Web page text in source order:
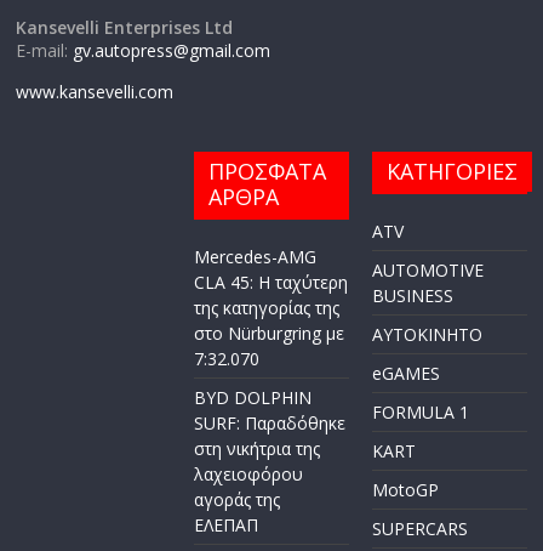
Kansevelli Enterprises Ltd
E-mail: gv.autopress@gmail.com
www.kansevelli.com
ΠΡΟΣΦΑΤΑ
ΑΡΘΡΑ
Mercedes-AMG
CLA 45: Η ταχύτερη
της κατηγορίας της
στο Nürburgring με
7:32.070
BYD DOLPHIN
SURF: Παραδόθηκε
στη νικήτρια της
λαχειοφόρου
αγοράς της
ΕΛΕΠΑΠ
ΚΑΤΗΓΟΡΙΕΣ
ATV
AUTOMOTIVE
BUSINESS
AYTOKINHTO
eGAMES
FORMULA 1
KART
MotoGP
SUPERCARS